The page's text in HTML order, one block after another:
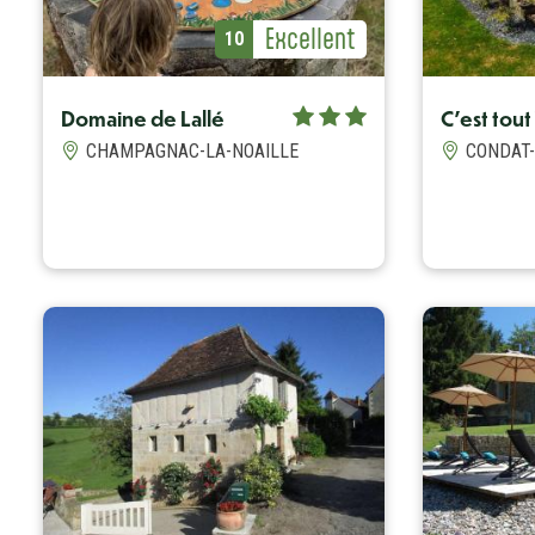
Avis (note)
10 Avis Label
Excellent
Domaine de Lallé
CHAMPAGNAC-LA-NOAILLE
Avis (note)
10 Avis Label
Excellent C'est